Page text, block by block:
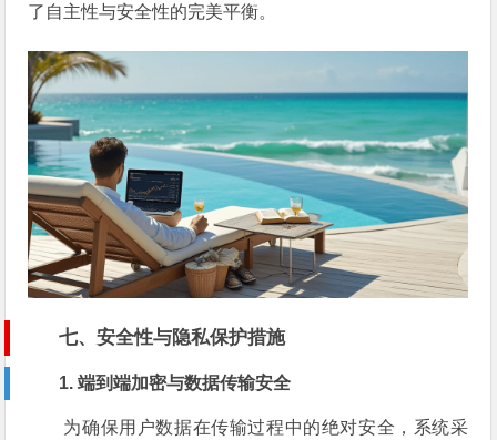
了自主性与安全性的完美平衡。
七、安全性与隐私保护措施
1. 端到端加密与数据传输安全
为确保用户数据在传输过程中的绝对安全，系统采